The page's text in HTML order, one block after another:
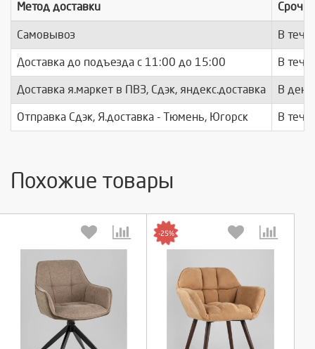
Метод доставки
Самовывоз В
Доставка до подъезда c 11:00 до 15:00 В
Доставка я.маркет в ПВЗ, Сдэк, яндекс.доставка В день
Отправка Сдэк, Я.доставка - Тюмень, Югорск В
Похожие товары
Выберите количество:
-25%
Выберите количество: